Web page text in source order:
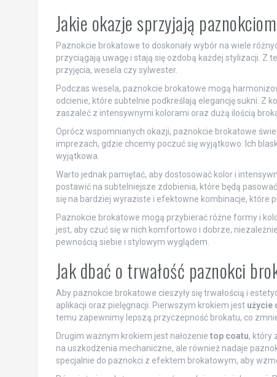
Jakie okazje sprzyjają
Paznokcie brokatowe to doskonały wybór na wiele
przyciągają uwagę i stają się ozdobą każdej stylizacji. Z
przyjęcia, wesela czy sylwester.
Podczas wesela, paznokcie brokatowe mogą
odcienie, które subtelnie podkreślają elegancję sukni. Z
zaszaleć z intensywnymi kolorami oraz dużą ilością
Oprócz wspomnianych okazji, paznokcie brokatowe
imprezach, gdzie chcemy poczuć się wyjątkowo. Ich
wyjątkowa.
Warto jednak pamiętać, aby dostosować kolor i
postawić na subtelniejsze zdobienia, które będą
się na bardziej wyraziste i efektowne kombinacje, które
Paznokcie brokatowe mogą przybierać różne formy i
jest, aby czuć się w nich komfortowo i dobrze,
pewnością siebie i stylowym wyglądem.
Jak dbać o trwałość paznokci
Aby paznokcie brokatowe cieszyły się trwałością i
aplikacji oraz pielęgnacji. Pierwszym krokiem jest użycie
temu zapewnimy lepszą przyczepność brokatu, co
Drugim ważnym krokiem jest nałożenie top coatu, który
na uszkodzenia mechaniczne, ale również nadaje
specjalnie do paznokci z efektem brokatowym, aby